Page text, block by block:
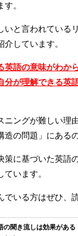
。
いと言われている
しています。
英語の意味がわか
分が理解できる英
ニングが難しい理
造の問題」にあるの
策に基づいた英語
います。
でいる方はぜひ、
の聞き流しは効果がある